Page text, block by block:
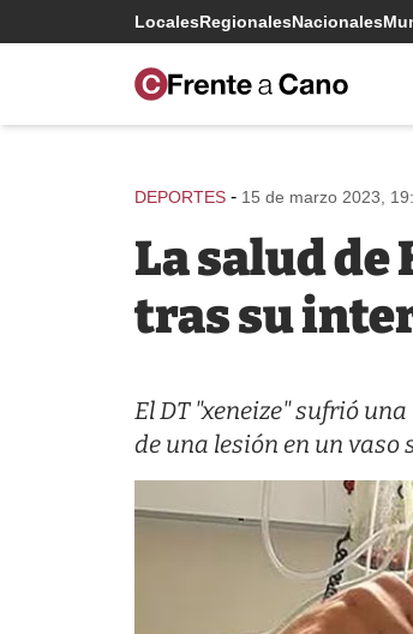
LocalesRegionalesNacionales
DEPORTES - 15 de marzo 2023,
La salud de
tras su
El DT "xeneize" sufrió
de una lesión en un vaso